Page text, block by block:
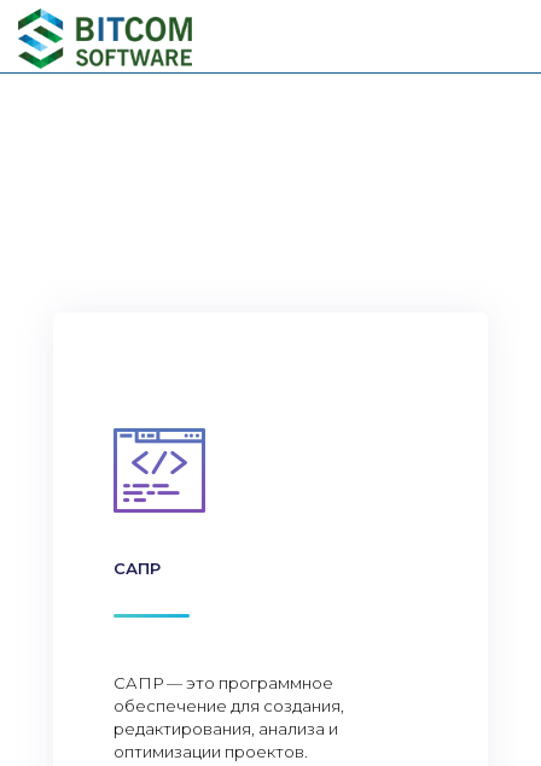
САПР
САПР — это программное
обеспечение для создания,
редактирования, анализа и
оптимизации проектов.